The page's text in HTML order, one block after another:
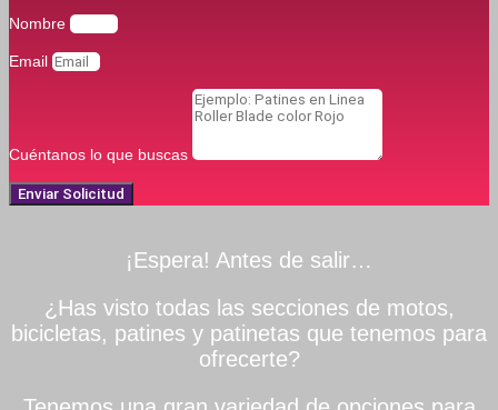
Nombre
Email
Cuéntanos lo que buscas
Enviar Solicitud
¡Espera! Antes de salir…
¿Has visto todas las secciones de motos,
bicicletas, patines y patinetas que tenemos para
ofrecerte?